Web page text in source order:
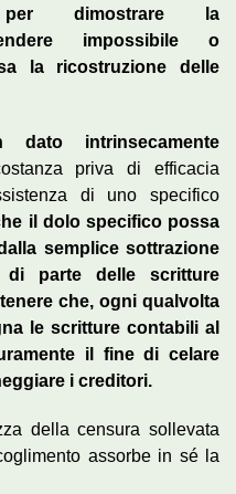
per dimostrare la
impossibile o
la ricostruzione delle
intrinsecamente
priva di efficacia
di uno specifico
il dolo specifico possa
semplice sottrazione
di parte delle scritture
che, ogni qualvolta
le scritture contabili al
il fine di celare
i creditori.
della censura sollevata
assorbe in sé la